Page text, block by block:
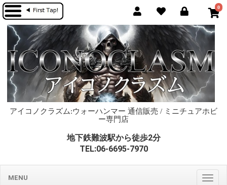
0
アイコノクラズム:ウォーハンマー 通信販売 / ミニチュアホビ
ー専門店
地下鉄難波駅から徒歩2分
TEL:06-6695-7970
MENU